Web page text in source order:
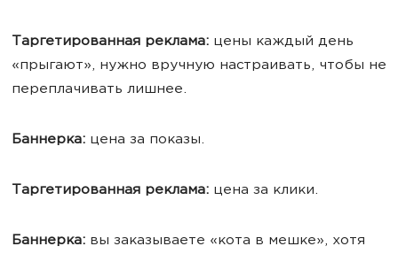
Таргетированная реклама: цены каждый день
«прыгают», нужно вручную настраивать, чтобы не
переплачивать лишнее.
Баннерка: цена за показы.
Таргетированная реклама: цена за клики.
Баннерка: вы заказываете «кота в мешке», хотя